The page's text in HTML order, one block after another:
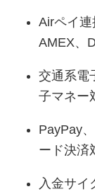
Airペイ連
AMEX、
交通系電
子マネー
PayPay
ード決済
入金サイ